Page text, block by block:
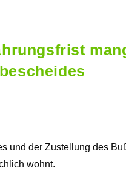
und der Zustellung des
wohnt.